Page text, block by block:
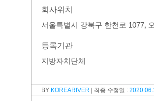
회사위치
서울특별시 강북구 한천로 1077,
등록기관
지방자치단체
KOREARIVER